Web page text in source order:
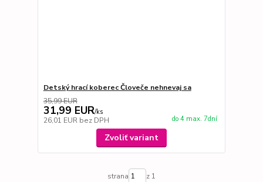
Detský hrací koberec Človeče nehnevaj sa
35,99 EUR
31,99 EUR/ks
26,01 EUR bez DPH do 4 max. 7dní
Zvoliť variant
strana z 1